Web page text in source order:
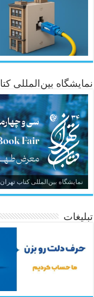
نمایشگاه بین‌المللی
نمایشگاه بین‌المللی کتاب تهران
تبلیغات